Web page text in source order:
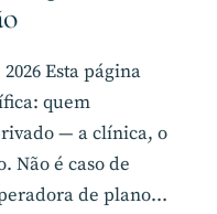
Esta página
quem
— a clínica, o
Não é caso de
de plano…